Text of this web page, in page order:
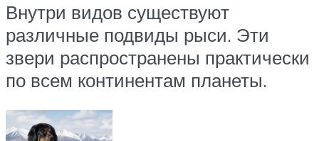
Внутри видов существуют
различные подвиды рыси. Эти
звери распространены практически
по всем континентам планеты.